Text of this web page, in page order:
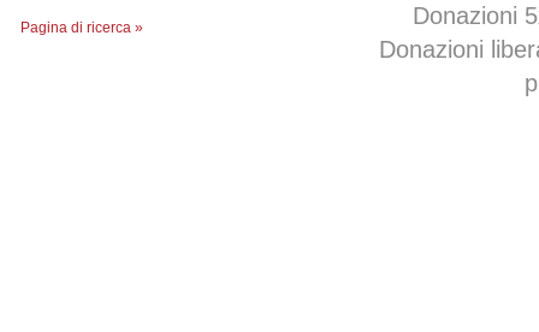
Pagina di ricerca »
Donazioni
Donazioni